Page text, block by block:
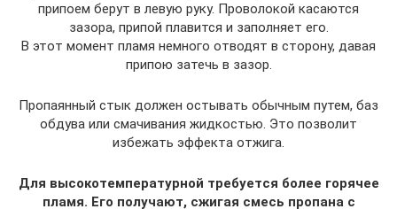
припоем берут в левую руку. Проволокой касаются
зазора, припой плавится и заполняет его.
В этот момент пламя немного отводят в сторону, давая
припою затечь в зазор.
Пропаянный стык должен остывать обычным путем, баз
обдува или смачивания жидкостью. Это позволит
избежать эффекта отжига.
Для высокотемпературной требуется более горячее
пламя. Его получают, сжигая смесь пропана с